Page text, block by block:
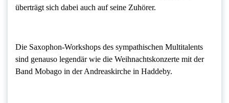
überträgt sich dabei auch auf seine Zuhörer.
Die Saxophon-Workshops des sympathischen Multitalents
sind genauso legendär wie die Weihnachtskonzerte mit der
Band Mobago in der Andreaskirche in Haddeby.